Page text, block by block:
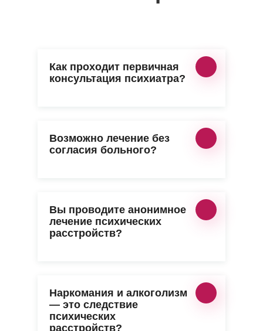
Как проходит первичная
консультация психиатра?
Возможно лечение без
согласия больного?
Вы проводите анонимное
лечение психических
расстройств?
Наркомания и алкоголизм
— это следствие
психических
расстройств?